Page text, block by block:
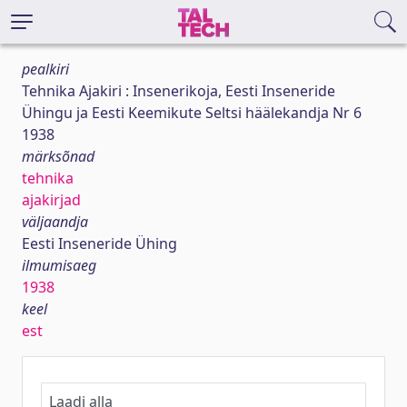
pealkiri
Tehnika Ajakiri : Insenerikoja, Eesti Inseneride
Ühingu ja Eesti Keemikute Seltsi häälekandja Nr 6
1938
märksõnad
tehnika
ajakirjad
väljaandja
Eesti Inseneride Ühing
ilmumisaeg
1938
keel
est
Laadi alla